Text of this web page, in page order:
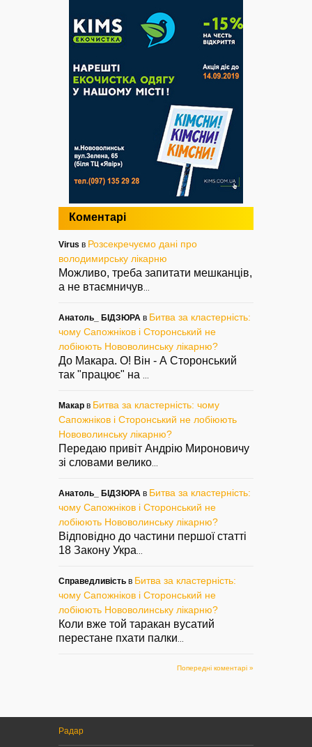
Коментарі
Virus в Розсекречуємо дані про
володимирську лікарню
Можливо, треба запитати мешканців,
а не втаємничув...
Анатоль_ БІДЗЮРА в Битва за кластерність:
чому Сапожніков і Сторонський не
лобіюють Нововолинську лікарню?
До Макара. О! Він - А Сторонський
так "працює" на ...
Макар в Битва за кластерність: чому
Сапожніков і Сторонський не лобіюють
Нововолинську лікарню?
Передаю привіт Андрію Мироновичу
зі словами велико...
Анатоль_ БІДЗЮРА в Битва за кластерність:
чому Сапожніков і Сторонський не
лобіюють Нововолинську лікарню?
Відповідно до частини першої статті
18 Закону Укра...
Справедливість в Битва за кластерність:
чому Сапожніков і Сторонський не
лобіюють Нововолинську лікарню?
Коли вже той таракан вусатий
перестане пхати палки...
Попередні коментарі »
Радар